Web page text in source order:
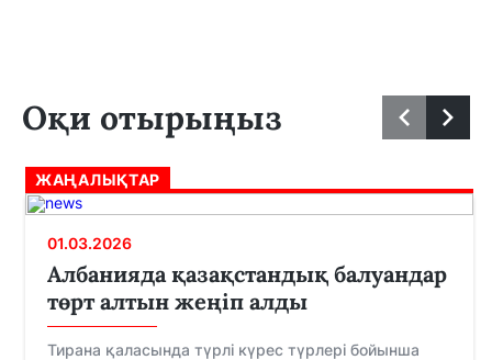
Оқи отырыңыз
ЖАҢАЛЫҚТАР
01.03.2026
Албанияда қазақстандық балуандар
төрт алтын жеңіп алды
Тирана қаласында түрлі күрес түрлері бойынша